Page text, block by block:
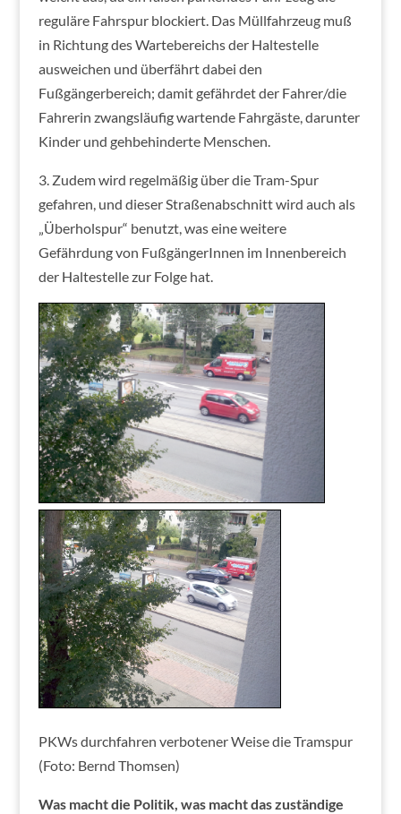
reguläre Fahrspur blockiert. Das Müllfahrzeug muß
in Richtung des Wartebereichs der Haltestelle
ausweichen und überfährt dabei den
Fußgängerbereich; damit gefährdet der Fahrer/die
Fahrerin zwangsläufig wartende Fahrgäste, darunter
Kinder und gehbehinderte Menschen.
3. Zudem wird regelmäßig über die Tram-Spur
gefahren, und dieser Straßenabschnitt wird auch als
„Überholspur“ benutzt, was eine weitere
Gefährdung von FußgängerInnen im Innenbereich
der Haltestelle zur Folge hat.
PKWs durchfahren verbotener Weise die Tramspur
(Foto: Bernd Thomsen)
Was macht die Politik, was macht das zuständige